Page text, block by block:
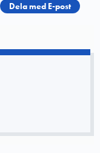
Dela med E-post